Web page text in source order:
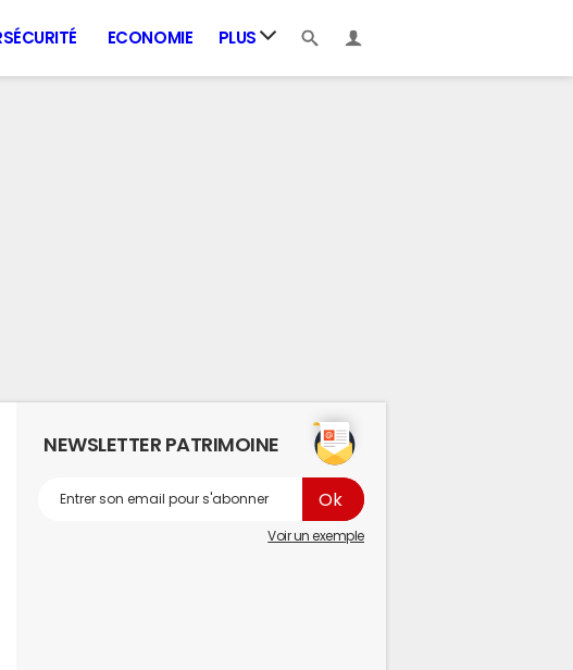
ECONOMIE PLUS
NEWSLETTER PATRIMOINE
Voir un exemple